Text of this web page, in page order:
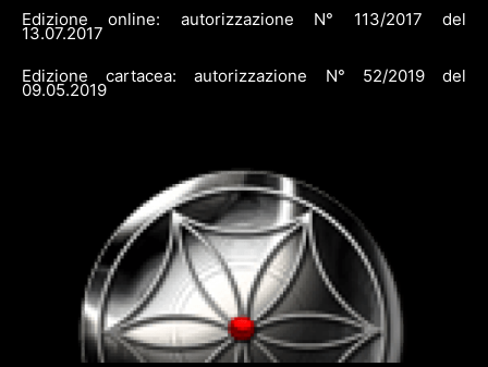
Edizione online: autorizzazione N° 113/2017 del
13.07.2017
Edizione cartacea: autorizzazione N° 52/2019 del
09.05.2019